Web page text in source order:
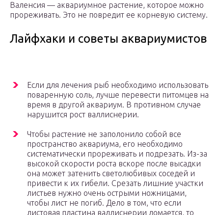
Валенсия — аквариумное растение, которое можно
прореживать. Это не повредит ее корневую систему.
Лайфхаки и советы аквариумистов
Если для лечения рыб необходимо использовать
поваренную соль, лучше перевести питомцев на
время в другой аквариум. В противном случае
нарушится рост валлиснерии.
Чтобы растение не заполонило собой все
пространство аквариума, его необходимо
систематически прореживать и подрезать. Из-за
высокой скорости роста вскоре после высадки
она может затенить светолюбивых соседей и
привести к их гибели. Срезать лишние участки
листьев нужно очень острыми ножницами,
чтобы лист не погиб. Дело в том, что если
листовая пластина валлиснерии ломается, то